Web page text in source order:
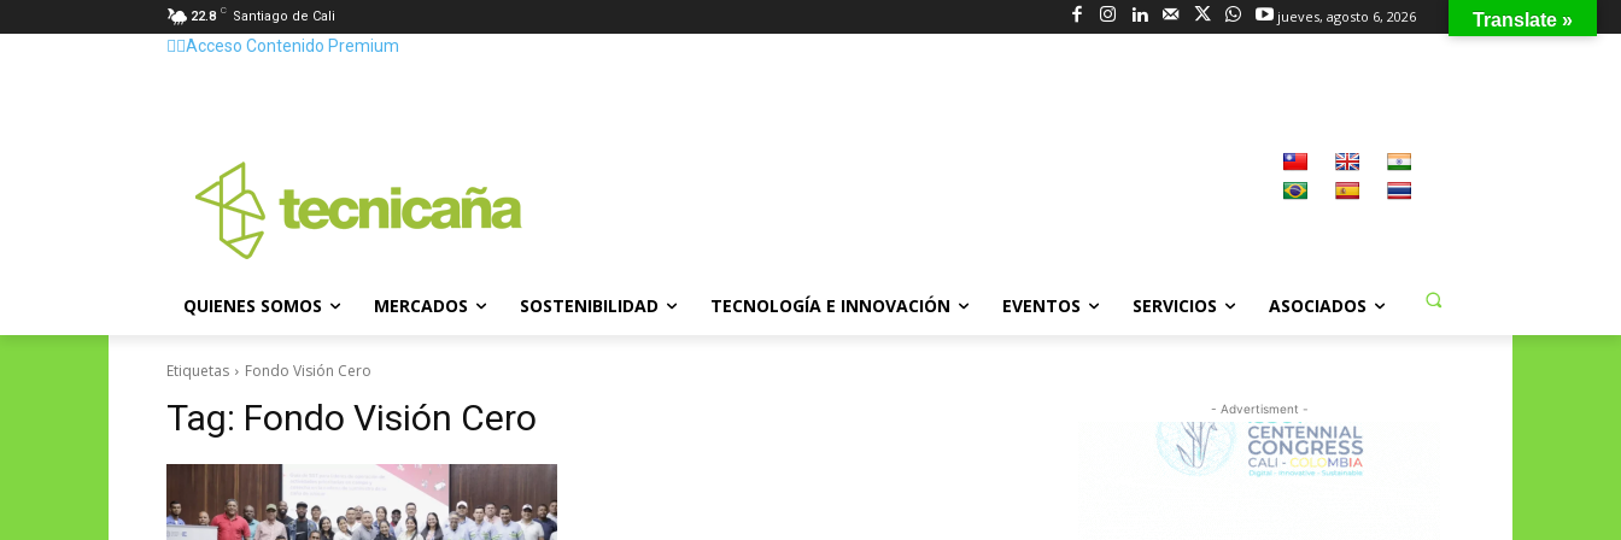
22.8 C Santiago de Cali jueves, agosto 6, 2026
👷‍♂️Acceso Contenido Premium
QUIENES SOMOS MERCADOS SOSTENIBILIDAD TECNOLOGÍA E INNOVACIÓN EVENTOS SERVICIOS ASOCIADOS
Etiquetas Fondo Visión Cero
Tag: Fondo Visión Cero - Advertisment -
Translate »